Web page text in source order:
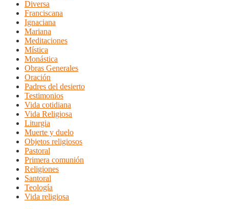
Diversa
Franciscana
Ignaciana
Mariana
Meditaciones
Mística
Monástica
Obras Generales
Oración
Padres del desierto
Testimonios
Vida cotidiana
Vida Religiosa
Liturgia
Muerte y duelo
Objetos religiosos
Pastoral
Primera comunión
Religiones
Santoral
Teología
Vida religiosa